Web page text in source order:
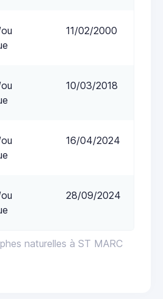
naturelles à ST MARC
11/02/2000
10/03/2018
16/04/2024
28/09/2024